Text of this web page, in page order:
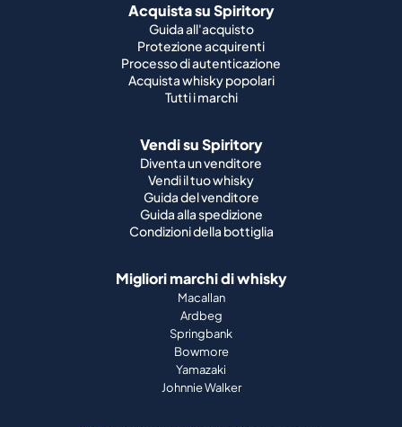
Acquista su Spiritory
Guida all'acquisto
Protezione acquirenti
Processo di autenticazione
Acquista whisky popolari
Tutti i marchi
Vendi su Spiritory
Diventa un venditore
Vendi il tuo whisky
Guida del venditore
Guida alla spedizione
Condizioni della bottiglia
Migliori marchi di whisky
Macallan
Ardbeg
Springbank
Bowmore
Yamazaki
Johnnie Walker